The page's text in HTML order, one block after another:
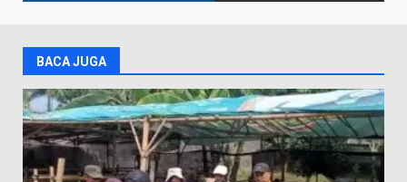
BACA JUGA